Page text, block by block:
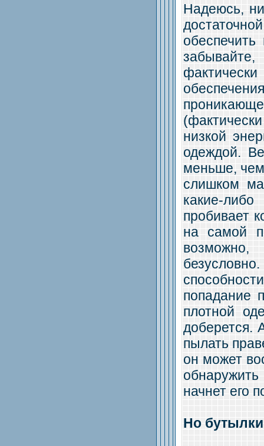
Надеюсь,
низкой
одеждой.
меньше, чем
слишком
какие-
пробивает
на самой
возможно,
попадание
плотной
доберется.
пылать
он может
начнет его
Но бутылки